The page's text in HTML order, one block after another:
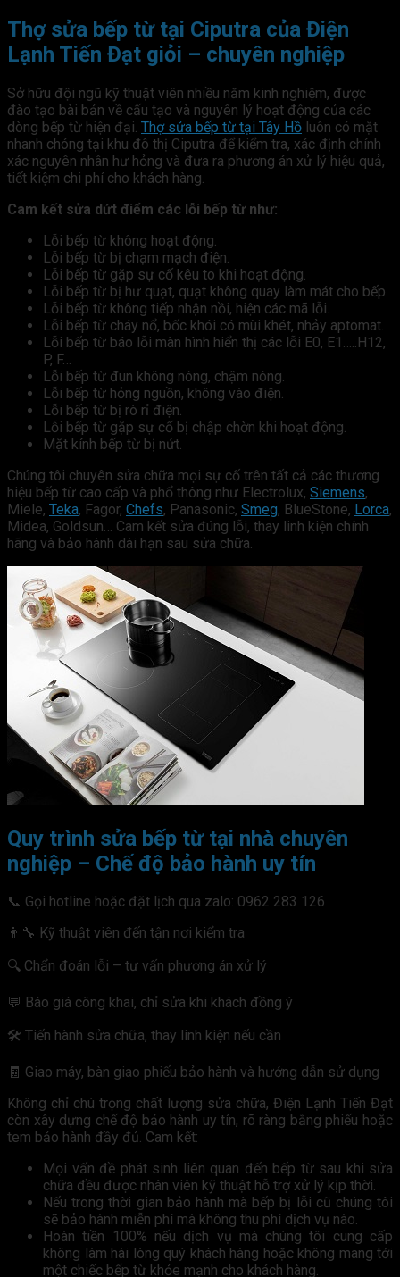
Thợ sửa bếp từ tại Ciputra của Điện
Lạnh Tiến Đạt giỏi – chuyên nghiệp
Sở hữu đội ngũ kỹ thuật viên nhiều năm kinh nghiệm, được
đào tạo bài bản về cấu tạo và nguyên lý hoạt động của các
dòng bếp từ hiện đại. Thợ sửa bếp từ tại Tây Hồ luôn có mặt
nhanh chóng tại khu đô thị Ciputra để kiểm tra, xác định chính
xác nguyên nhân hư hỏng và đưa ra phương án xử lý hiệu quả,
tiết kiệm chi phí cho khách hàng.
Cam kết sửa dứt điểm các lỗi bếp từ như:
Lỗi bếp từ không hoạt động.
Lỗi bếp từ bị chạm mạch điện.
Lỗi bếp từ gặp sự cố kêu to khi hoạt động.
Lỗi bếp từ bị hư quạt, quạt không quay làm mát cho bếp.
Lỗi bếp từ không tiếp nhận nồi, hiện các mã lỗi.
Lỗi bếp từ cháy nổ, bốc khói có mùi khét, nhảy aptomat.
Lỗi bếp từ báo lỗi màn hình hiển thị các lỗi E0, E1…..H12,
P, F…
Lỗi bếp từ đun không nóng, chậm nóng.
Lỗi bếp từ hỏng nguồn, không vào điện.
Lỗi bếp từ bị rò rỉ điện.
Lỗi bếp từ gặp sự cố bị chập chờn khi hoạt động.
Mặt kính bếp từ bị nứt.
Chúng tôi chuyên sửa chữa mọi sự cố trên tất cả các thương
hiệu bếp từ cao cấp và phổ thông như Electrolux, Siemens,
Miele, Teka, Fagor, Chefs, Panasonic, Smeg, BlueStone, Lorca,
Midea, Goldsun… Cam kết sửa đúng lỗi, thay linh kiện chính
hãng và bảo hành dài hạn sau sửa chữa.
Quy trình sửa bếp từ tại nhà chuyên
nghiệp – Chế độ bảo hành uy tín
📞 Gọi hotline hoặc đặt lịch qua zalo: 0962 283 126
👨‍🔧 Kỹ thuật viên đến tận nơi kiểm tra
🔍 Chẩn đoán lỗi – tư vấn phương án xử lý
💬 Báo giá công khai, chỉ sửa khi khách đồng ý
🛠 Tiến hành sửa chữa, thay linh kiện nếu cần
🧾 Giao máy, bàn giao phiếu bảo hành và hướng dẫn sử dụng
Không chỉ chú trọng chất lượng sửa chữa, Điện Lạnh Tiến Đạt
còn xây dựng chế độ bảo hành uy tín, rõ ràng bằng phiếu hoặc
tem bảo hành đầy đủ. Cam kết:
Mọi vấn đề phát sinh liên quan đến bếp từ sau khi sửa
chữa đều được nhân viên kỹ thuật hỗ trợ xử lý kịp thời.
Nếu trong thời gian bảo hành mà bếp bị lỗi cũ chúng tôi
sẽ bảo hành miễn phí mà không thu phí dịch vụ nào.
Hoàn tiền 100% nếu dịch vụ mà chúng tôi cung cấp
không làm hài lòng quý khách hàng hoặc không mang tới
một chiếc bếp từ khỏe mạnh cho khách hàng.